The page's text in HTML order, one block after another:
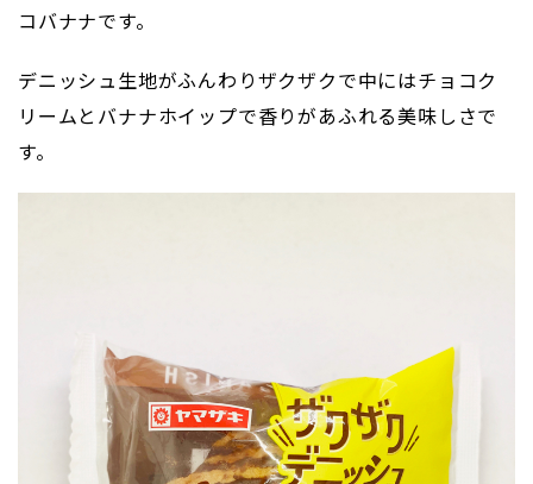
コバナナです。
デニッシュ生地がふんわりザクザクで中にはチョコク
リームとバナナホイップで香りがあふれる美味しさで
す。